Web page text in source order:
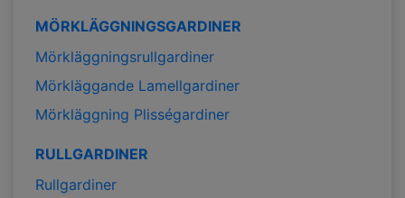
MÖRKLÄGGNINGSGARDINER
Mörkläggningsrullgardiner
Mörkläggande Lamellgardiner
Mörkläggning Plisségardiner
RULLGARDINER
Rullgardiner